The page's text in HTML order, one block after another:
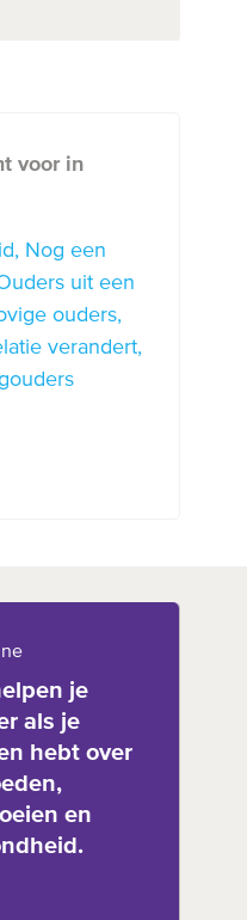
voor in
Nog een
uit een
ouders
verandert
je
als je
hebt over
en